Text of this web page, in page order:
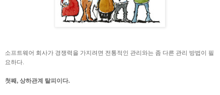
소프트웨어 회사가 경쟁력을 가지려면 전통적인 관리와는 좀 다른 관리 방법이 필
요하다.
첫째, 상하관계 탈피이다.